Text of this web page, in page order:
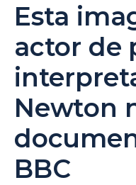
Esta
actor de
Newton
BBC